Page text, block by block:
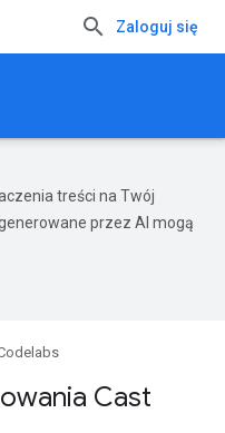
Zaloguj się
treści na Twój
przez AI mogą
Cast